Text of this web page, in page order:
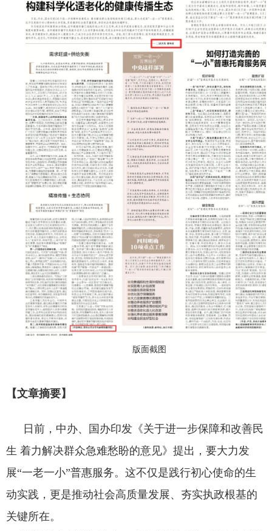
版面截图
【文章摘要】
日前，中办、国办印发《关于进一步保障和改善民
生 着力解决群众急难愁盼的意见》提出，要大力发
展“一老一小”普惠服务。这不仅是践行初心使命的生
动实践，更是推动社会高质量发展、夯实执政根基的
关键所在。